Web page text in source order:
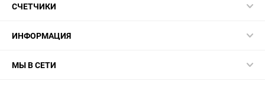
СЧЕТЧИКИ
ИНФОРМАЦИЯ
МЫ В СЕТИ